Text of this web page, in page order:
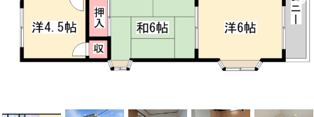
地域から探す
地図から探す
スタッフ紹介ページ